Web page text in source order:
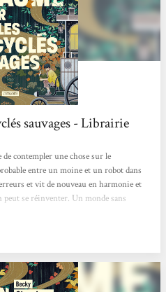
sauvages - Librairie
contempler une chose sur le
entre un moine et un robot dans
et vit de nouveau en harmonie et
se réinventer. Un monde sans
!!